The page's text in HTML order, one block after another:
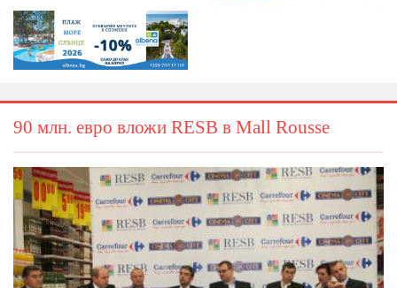
90 млн. евро вложи RESB в Mall Rousse